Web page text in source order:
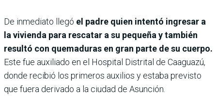
De inmediato llegó el padre quien intentó ingresar a
la vivienda para rescatar a su pequeña y también
resultó con quemaduras en gran parte de su cuerpo.
Este fue auxiliado en el Hospital Distrital de Caaguazú,
donde recibió los primeros auxilios y estaba previsto
que fuera derivado a la ciudad de Asunción.